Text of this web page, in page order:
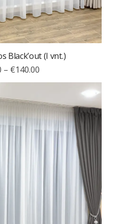
Black’out (I vnt.)
– €140.00